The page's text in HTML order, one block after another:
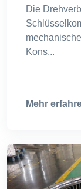
Die
Kons...
Mehr